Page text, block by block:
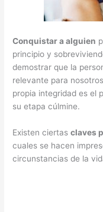
Conquistar a alguien
principio y
demostrar que la
relevante para
propia integridad es el
su etapa cúlmine.
Existen ciertasclaves
cuales se hacen
circunstancias de la